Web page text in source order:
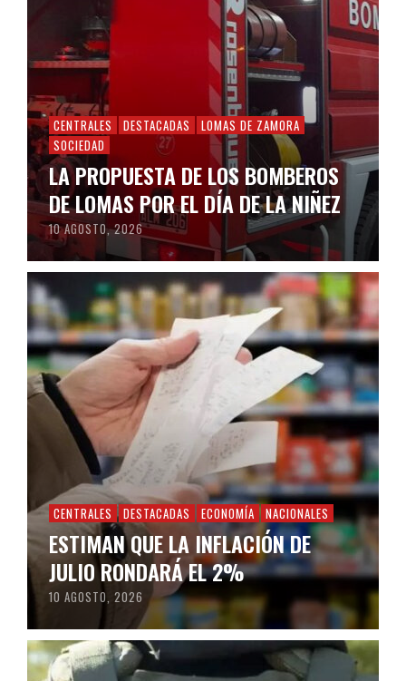
CENTRALES DESTACADAS
LOMAS DE ZAMORA
SOCIEDAD
LA PROPUESTA DE LOS BOMBEROS
DE LOMAS POR EL DÍA DE LA NIÑEZ
10 AGOSTO, 2026
CENTRALES DESTACADAS ECONOMÍA NACIONALES
ESTIMAN QUE LA INFLACIÓN DE
JULIO RONDARÁ EL 2%
10 AGOSTO, 2026